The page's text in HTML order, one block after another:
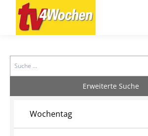
Search
Erweiterte Suche
Wochentag